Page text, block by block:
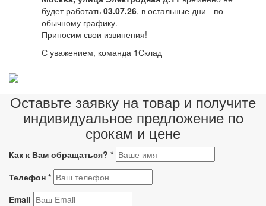
будет работать 03.07.26, в остальные дни - по
обычному графику.
Приносим свои извинения!
С уважением, команда 1Склад
Оставьте заявку на товар и получите
индивидуальное предложение по
срокам и цене
Как к Вам обращаться? *
Телефон *
Email